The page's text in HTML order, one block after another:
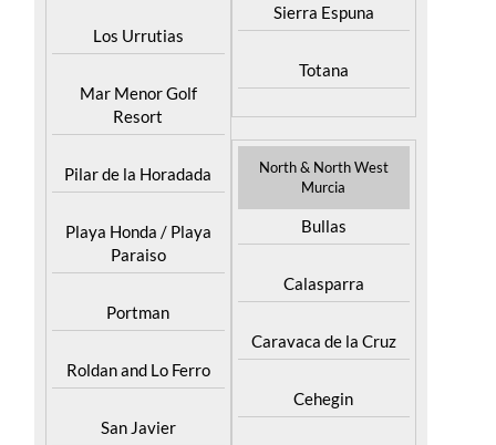
Los Urrutias
Mar Menor Golf
Resort
Pilar de la Horadada
Playa Honda / Playa
Paraiso
Portman
Roldan and Lo Ferro
San Javier
Sierra Espuna
Totana
North & North West
Murcia
Bullas
Calasparra
Caravaca de la Cruz
Cehegin